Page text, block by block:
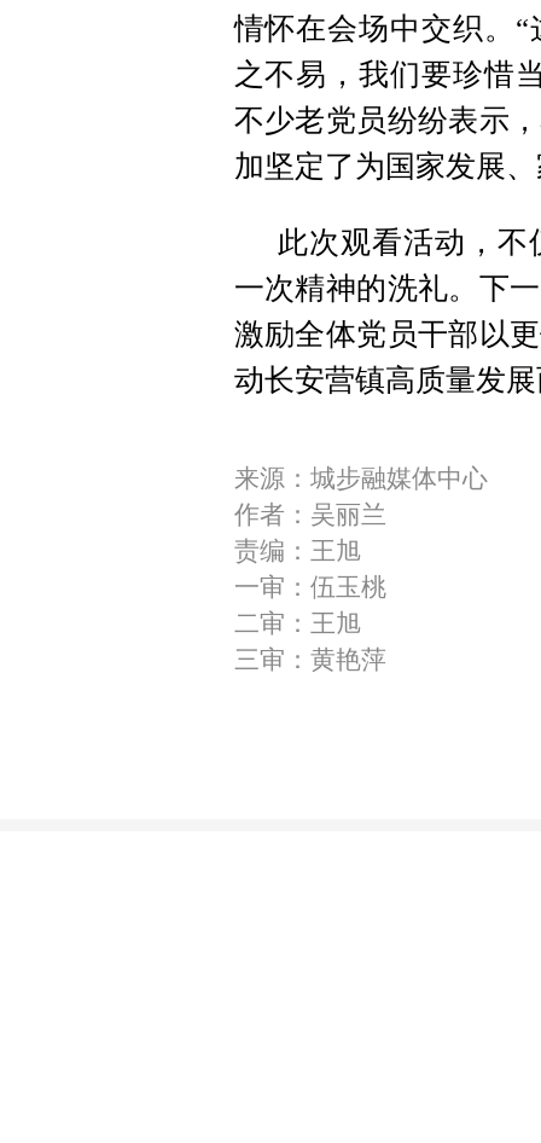
情怀在会场中交织。
之不易，我们要珍惜
不少老党员纷纷表示
加坚定了为国家发展
此次观看活动，
一次精神的洗礼。下
激励全体党员干部以
动长安营镇高质量发
来源：城步融媒体中心
作者：吴丽兰
责编：王旭
一审：伍玉桃
二审：王旭
三审：黄艳萍